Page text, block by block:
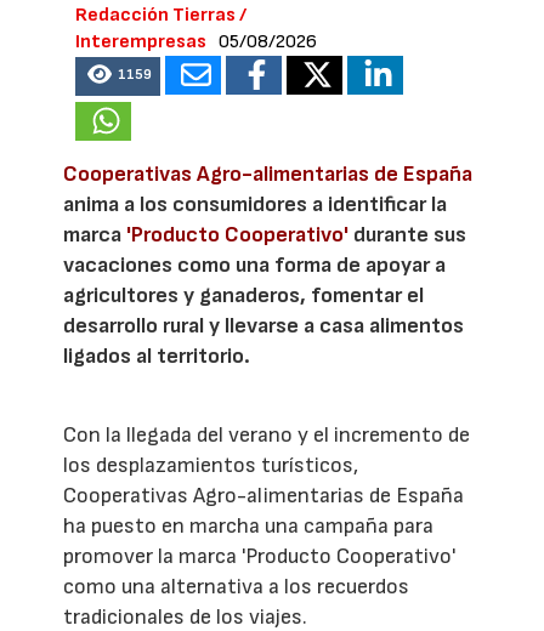
Redacción Tierras /
Interempresas
05/08/2026
1159
Cooperativas Agro-alimentarias de España
anima a los consumidores a identificar la
marca 'Producto Cooperativo' durante sus
vacaciones como una forma de apoyar a
agricultores y ganaderos, fomentar el
desarrollo rural y llevarse a casa alimentos
ligados al territorio.
Con la llegada del verano y el incremento de
los desplazamientos turísticos,
Cooperativas Agro-alimentarias de España
ha puesto en marcha una campaña para
promover la marca 'Producto Cooperativo'
como una alternativa a los recuerdos
tradicionales de los viajes.